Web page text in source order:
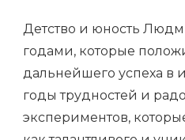
Детство и юность
годами, которые
дальнейшего успеха в
годы трудностей и
экспериментов,